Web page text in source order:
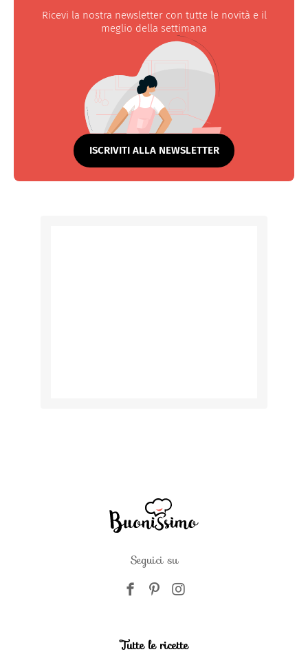
Ricevi la nostra newsletter con tutte le novità e il
meglio della settimana
ISCRIVITI ALLA NEWSLETTER
Seguici su
Tutte le ricette